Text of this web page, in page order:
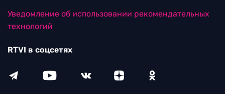
Уведомление об использовании рекомендательных
технологий
RTVI в соцсетях